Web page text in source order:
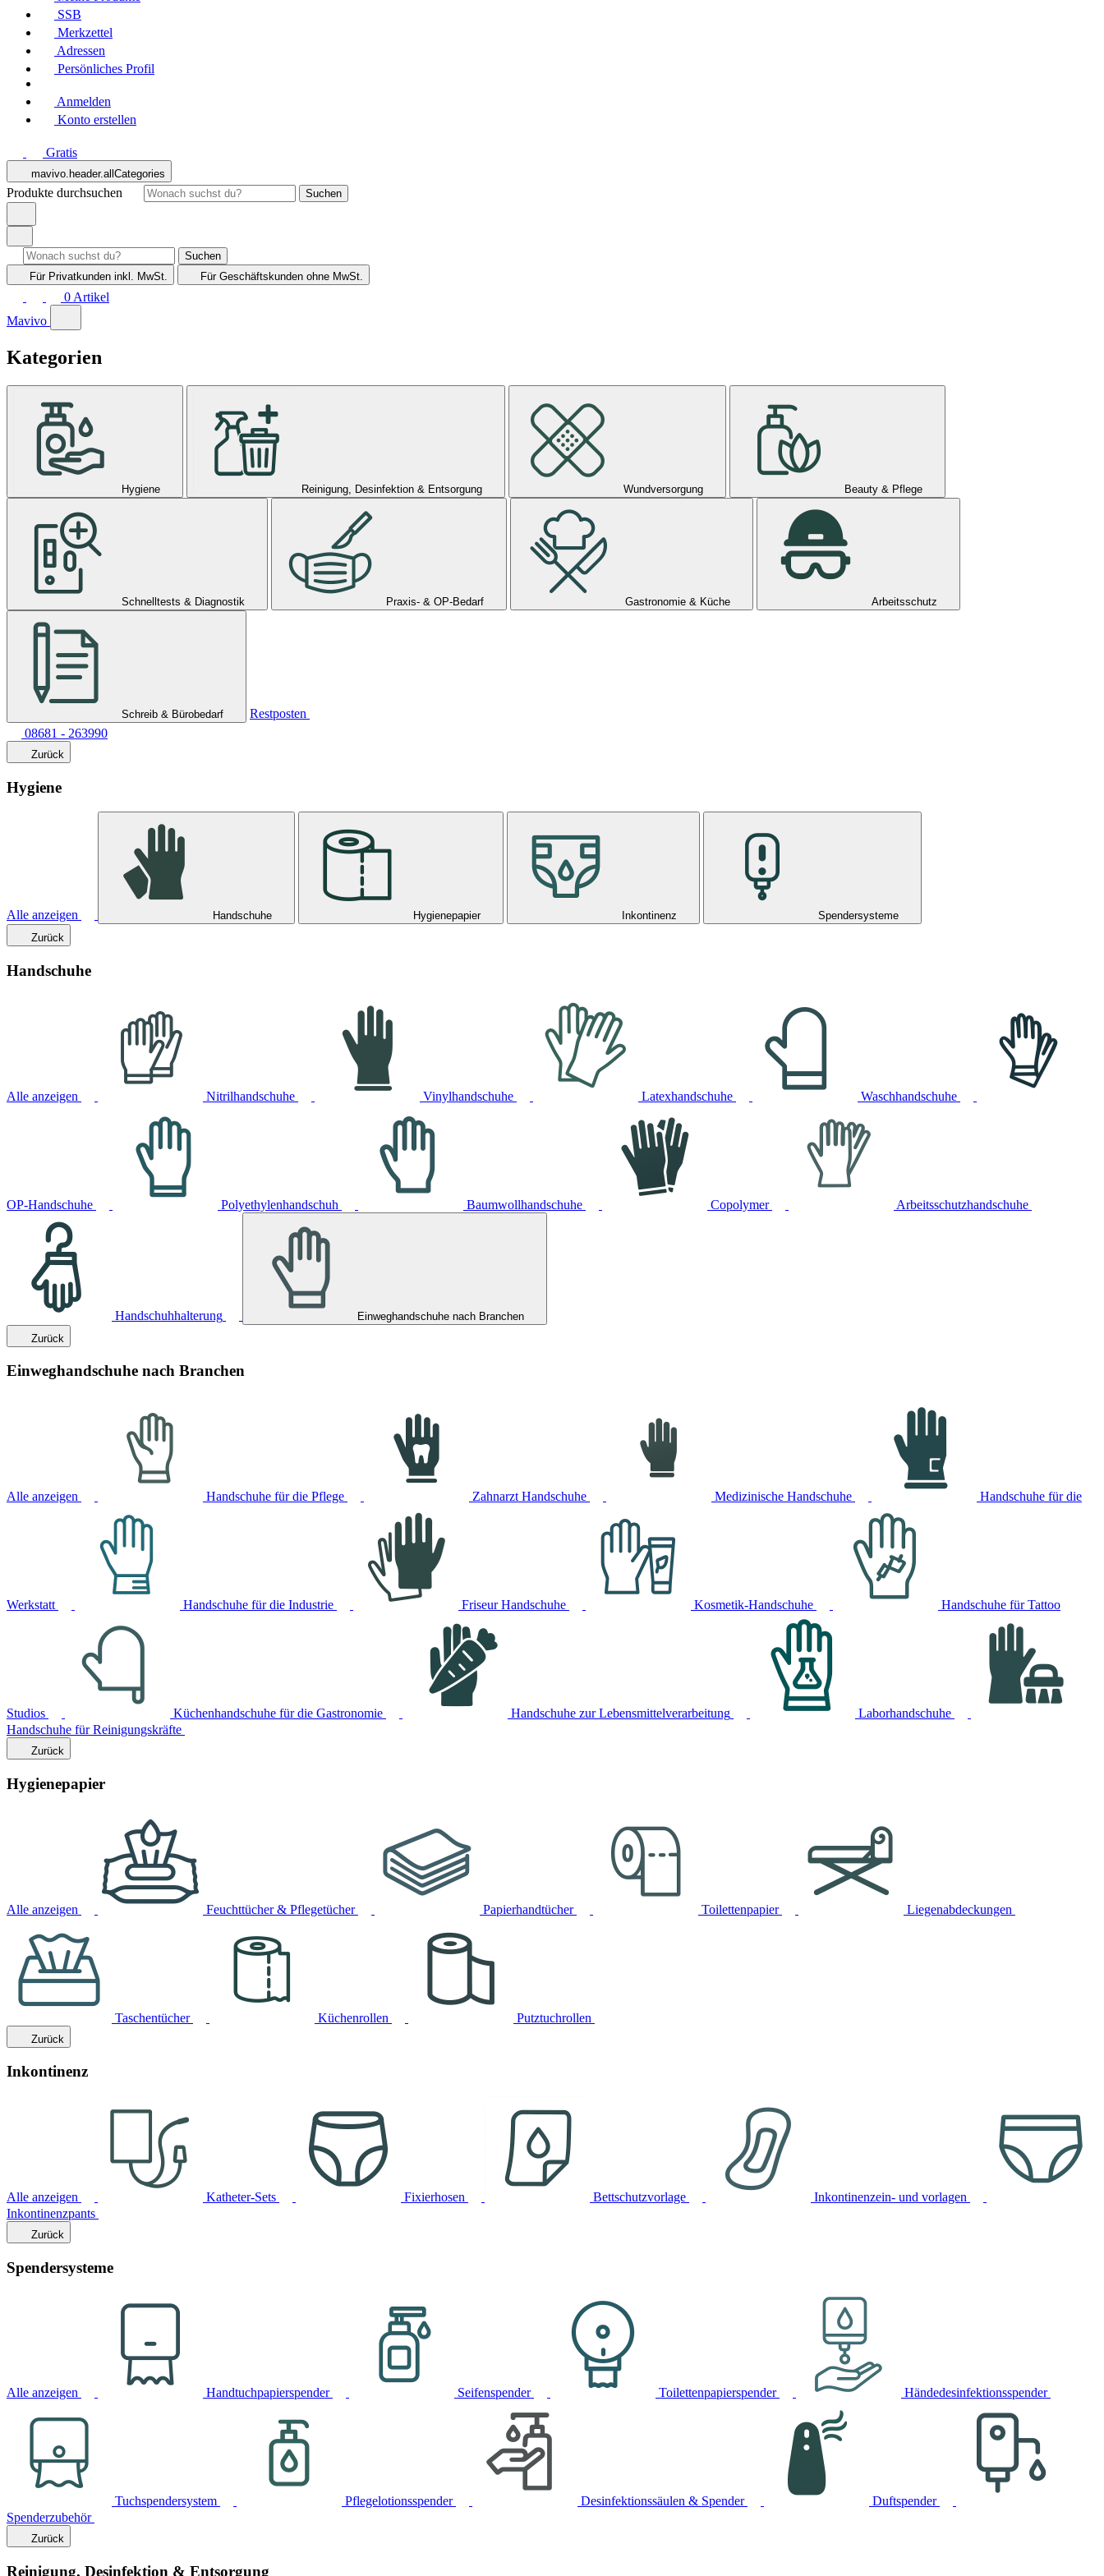
SSB
Merkzettel
Adressen
Persönliches Profil
Anmelden
Konto erstellen
Gratis
mavivo.header.allCategories
Produkte durchsuchen Suchen
Suchen
Für Privatkunden inkl. MwSt. Für Geschäftskunden ohne MwSt.
0 Artikel
Mavivo
Kategorien
Hygiene Reinigung, Desinfektion & Entsorgung Wundversorgung Beauty & Pflege
Schnelltests & Diagnostik Praxis- & OP-Bedarf Gastronomie & Küche Arbeitsschutz
Schreib & Bürobedarf
Restposten
08681 - 263990
Zurück
Hygiene
Alle anzeigen Handschuhe Hygienepapier Inkontinenz
Spendersysteme
Zurück
Handschuhe
Alle anzeigen Nitrilhandschuhe Vinylhandschuhe Latexhandschuhe Waschhandschuhe
OP-Handschuhe Polyethylenhandschuh Baumwollhandschuhe Copolymer Arbeitsschutzhandschuhe
Handschuhhalterung
Einweghandschuhe nach Branchen
Zurück
Einweghandschuhe nach Branchen
Alle anzeigen Handschuhe für die Pflege Zahnarzt Handschuhe Medizinische Handschuhe Handschuhe für die
Werkstatt Handschuhe für die Industrie Friseur Handschuhe Kosmetik-Handschuhe Handschuhe für Tattoo
Studios Küchenhandschuhe für die Gastronomie Handschuhe zur Lebensmittelverarbeitung
Laborhandschuhe
Handschuhe für Reinigungskräfte
Zurück
Hygienepapier
Alle anzeigen Feuchttücher & Pflegetücher Papierhandtücher Toilettenpapier Liegenabdeckungen
Taschentücher Küchenrollen Putztuchrollen
Zurück
Inkontinenz
Alle anzeigen Katheter-Sets Fixierhosen Bettschutzvorlage
Inkontinenzein- und vorlagen
Inkontinenzpants
Zurück
Spendersysteme
Alle anzeigen Handtuchpapierspender Seifenspender Toilettenpapierspender Händedesinfektionsspender
Tuchspendersystem Pflegelotionsspender Desinfektionssäulen & Spender
Duftspender
Spenderzubehör
Zurück
Reinigung, Desinfektion & Entsorgung